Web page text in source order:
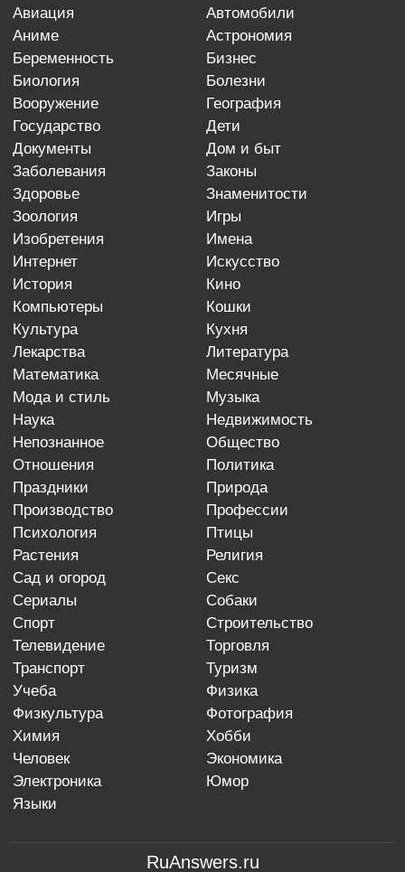
авиация
автомобили
аниме
астрономия
беременность
бизнес
биология
болезни
вооружение
география
государство
дети
документы
дом и быт
заболевания
законы
здоровье
знаменитости
зоология
игры
изобретения
имена
интернет
искусство
история
кино
компьютеры
кошки
культура
кухня
лекарства
литература
математика
месячные
мода и стиль
музыка
наука
недвижимость
непознанное
общество
отношения
политика
праздники
природа
производство
профессии
психология
птицы
растения
религия
сад и огород
секс
сериалы
собаки
спорт
строительство
телевидение
торговля
транспорт
туризм
учеба
физика
физкультура
фотография
химия
хобби
человек
экономика
электроника
юмор
языки
RuAnswers.ru